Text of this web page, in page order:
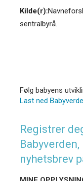
Kilde(r):
sentralbyrå.
Følg babyens
Last ned
Registrer
nyhetsbrev